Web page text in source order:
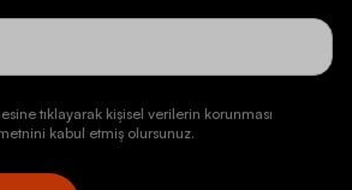
tıklayarak kişisel verilerin korunması
kabul etmiş olursunuz.